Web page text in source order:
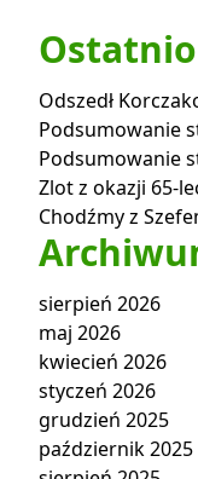
Odszedł
Podsumowanie
Podsumowanie
Zlot z okazji 65-
Chodźmy z
sierpień 2026
maj 2026
kwiecień 2026
styczeń 2026
grudzień 2025
październik 2025